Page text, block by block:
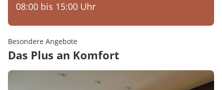
08:00 bis 15:00 Uhr
Besondere Angebote
Das Plus an Komfort